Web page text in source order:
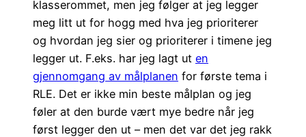
klasserommet, men jeg følger at jeg legger
meg litt ut for hogg med hva jeg prioriterer
og hvordan jeg sier og prioriterer i timene jeg
legger ut. F.eks. har jeg lagt ut en
gjennomgang av målplanen for første tema i
RLE. Det er ikke min beste målplan og jeg
føler at den burde vært mye bedre når jeg
først legger den ut – men det var det jeg rakk